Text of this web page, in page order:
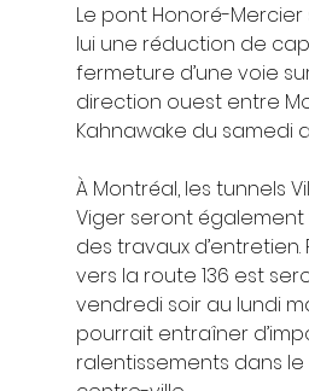
Le pont Honoré-
lui une réduction de
fermeture d’une voie
direction ouest entre
Kahnawake du samedi
À Montréal, les tunnels
Viger seront
des travaux d’entretien.
vers la route 136 est
vendredi soir au lundi
pourrait entraîner
ralentissements dans